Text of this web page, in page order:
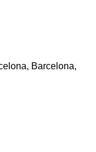
Barcelona,